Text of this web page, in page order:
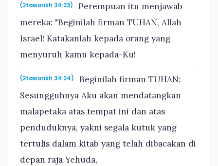
(2tawarikh 34:23)
Perempuan itu menjawab
mereka: "Beginilah firman TUHAN, Allah
Israel! Katakanlah kepada orang yang
menyuruh kamu kepada-Ku!
(2tawarikh 34:24)
Beginilah firman TUHAN:
Sesungguhnya Aku akan mendatangkan
malapetaka atas tempat ini dan atas
penduduknya, yakni segala kutuk yang
tertulis dalam kitab yang telah dibacakan di
depan raja Yehuda,